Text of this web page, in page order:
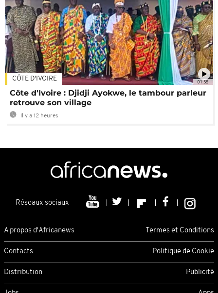
01:58
CÔTE D'IVOIRE
Côte d'Ivoire : Djidji Ayokwe, le tambour parleur
retrouve son village
Il y a 12 heures
Réseaux sociaux
A propos d'Africanews Termes et Conditions
Contacts Politique de Cookie
Distribution Publicité